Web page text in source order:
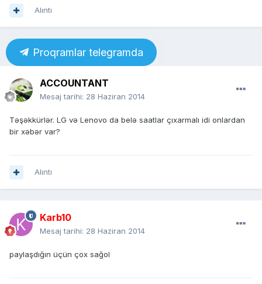
Alıntı
Proqramlar telegramda
ACCOUNTANT
Mesaj tarihi: 28 Haziran 2014
Təşəkkürlər. LG və Lenovo da belə saatlar çıxarmalı idi onlardan
bir xəbər var?
Alıntı
Karb10
Mesaj tarihi: 28 Haziran 2014
paylaşdığın üçün çox sağol